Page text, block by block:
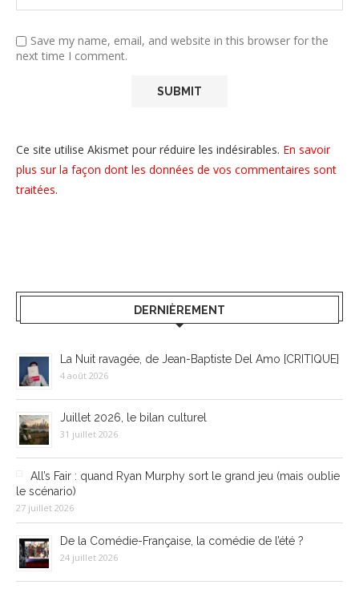
Save my name, email, and website in this browser for the
next time I comment.
Ce site utilise Akismet pour réduire les indésirables. En savoir
plus sur la façon dont les données de vos commentaires sont
traitées.
DERNIÈREMENT
La Nuit ravagée, de Jean-Baptiste Del Amo [CRITIQUE]
4 août 2026
Juillet 2026, le bilan culturel
31 juillet 2026
All’s Fair : quand Ryan Murphy sort le grand jeu (mais oublie
le scénario)
27 juillet 2026
De la Comédie-Française, la comédie de l’été ?
24 juillet 2026